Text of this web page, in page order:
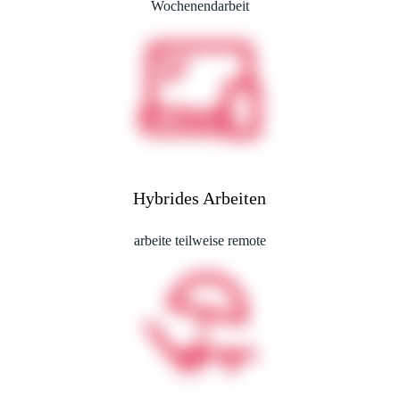
Wochenendarbeit
Hybrides Arbeiten
arbeite teilweise remote